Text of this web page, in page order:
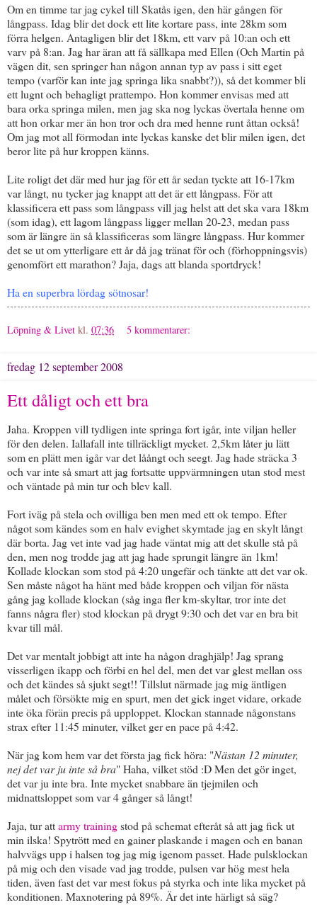
Om en timme tar jag cykel till Skatås igen, den här gången för
långpass. Idag blir det dock ett lite kortare pass, inte 28km som
förra helgen. Antagligen blir det 18km, ett varv på 10:an och ett
varv på 8:an. Jag har äran att få sällkapa med Ellen (Och Martin på
vägen dit, sen springer han någon annan typ av pass i sitt eget
tempo (varför kan inte jag springa lika snabbt?)), så det kommer bli
ett lugnt och behagligt prattempo. Hon kommer envisas med att
bara orka springa milen, men jag ska nog lyckas övertala henne om
att hon orkar mer än hon tror och dra med henne runt åttan också!
Om jag mot all förmodan inte lyckas kanske det blir milen igen, det
beror lite på hur kroppen känns.
Lite roligt det där med hur jag för ett år sedan tyckte att 16-17km
var långt, nu tycker jag knappt att det är ett långpass. För att
klassificera ett pass som långpass vill jag helst att det ska vara 18km
(som idag), ett lagom långpass ligger mellan 20-23, medan pass
som är längre än så klassificeras som längre långpass. Hur kommer
det se ut om ytterligare ett år då jag tränat för och (förhoppningsvis)
genomfört ett marathon? Jaja, dags att blanda sportdryck!
Ha en superbra lördag sötnosar!
Löpning & Livet kl. 07:36 5 kommentarer:
fredag 12 september 2008
Ett dåligt och ett bra
Jaha. Kroppen vill tydligen inte springa fort igår, inte viljan heller
för den delen. Iallafall inte tillräckligt mycket. 2,5km låter ju lätt
som en plätt men igår var det låångt och seegt. Jag hade sträcka 3
och var inte så smart att jag fortsatte uppvärmningen utan stod mest
och väntade på min tur och blev kall.
Fort iväg på stela och ovilliga ben men med ett ok tempo. Efter
något som kändes som en halv evighet skymtade jag en skylt långt
där borta. Jag vet inte vad jag hade väntat mig att det skulle stå på
den, men nog trodde jag att jag hade sprungit längre än 1km!
Kollade klockan som stod på 4:20 ungefär och tänkte att det var ok.
Sen måste något ha hänt med både kroppen och viljan för nästa
gång jag kollade klockan (såg inga fler km-skyltar, tror inte det
fanns några fler) stod klockan på drygt 9:30 och det var en bra bit
kvar till mål.
Det var mentalt jobbigt att inte ha någon draghjälp! Jag sprang
visserligen ikapp och förbi en hel del, men det var glest mellan oss
och det kändes så sjukt segt!! Tillslut närmade jag mig äntligen
målet och försökte mig en spurt, men det gick inget vidare, orkade
inte öka förän precis på upploppet. Klockan stannade någonstans
strax efter 11:45 minuter, vilket ger en pace på 4:42.
När jag kom hem var det första jag fick höra: "Nästan 12 minuter,
nej det var ju inte så bra" Haha, vilket stöd :D Men det gör inget,
det var ju inte bra. Inte mycket snabbare än tjejmilen och
midnattsloppet som var 4 gånger så långt!
Jaja, tur attarmy trainingstod på schemat efteråt så att jag fick ut
min ilska! Spytrött med en gainer plaskande i magen och en banan
halvvägs upp i halsen tog jag mig igenom passet. Hade pulsklockan
på mig och den visade vad jag trodde, pulsen var hög mest hela
tiden, även fast det var mest fokus på styrka och inte lika mycket på
konditionen. Maxnotering på 89%. Är det inte härligt så säg?